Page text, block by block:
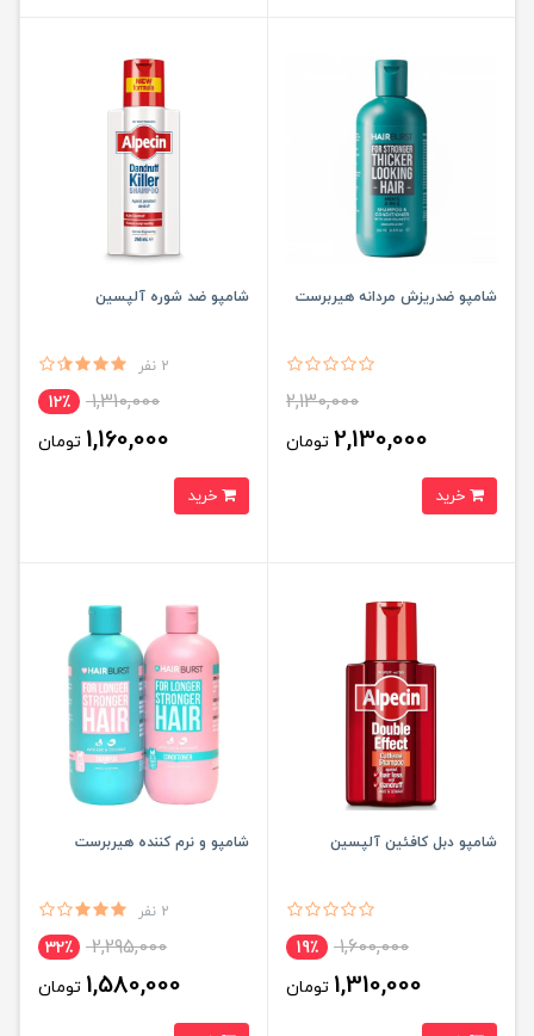
شامپو ضدریزش مردانه هیربرست
2,130,000
2,130,000 تومان
شامپو ضد شوره آلپسین
2 نفر
1,310,000 12٪
1,160,000 تومان
شامپو دبل کافئین آلپسین
1,600,000 19٪
1,310,000 تومان
شامپو و نرم کننده هیربرست
2 نفر
2,295,000 32٪
1,580,000 تومان